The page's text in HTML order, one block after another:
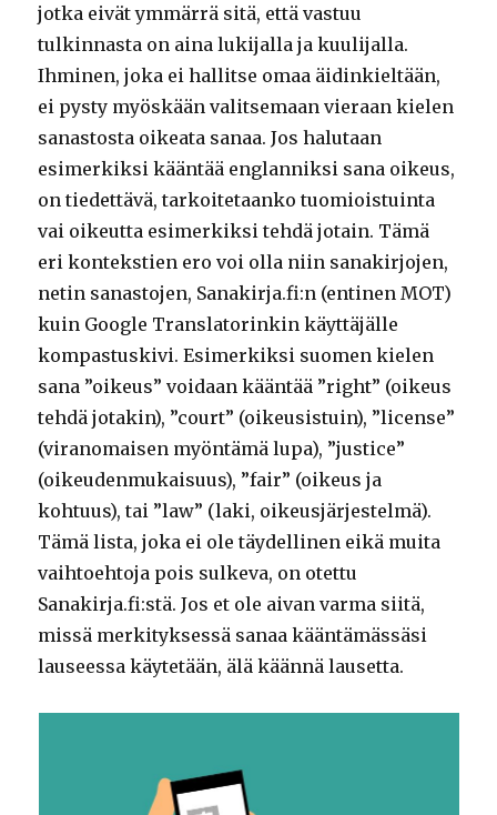
jotka eivät ymmärrä sitä, että vastuu
tulkinnasta on aina lukijalla ja kuulijalla.
Ihminen, joka ei hallitse omaa äidinkieltään,
ei pysty myöskään valitsemaan vieraan kielen
sanastosta oikeata sanaa. Jos halutaan
esimerkiksi kääntää englanniksi sana oikeus,
on tiedettävä, tarkoitetaanko tuomioistuinta
vai oikeutta esimerkiksi tehdä jotain. Tämä
eri kontekstien ero voi olla niin sanakirjojen,
netin sanastojen, Sanakirja.fi:n (entinen MOT)
kuin Google Translatorinkin käyttäjälle
kompastuskivi. Esimerkiksi suomen kielen
sana ”oikeus” voidaan kääntää ”right” (oikeus
tehdä jotakin), ”court” (oikeusistuin), ”license”
(viranomaisen myöntämä lupa), ”justice”
(oikeudenmukaisuus), ”fair” (oikeus ja
kohtuus), tai ”law” (laki, oikeusjärjestelmä).
Tämä lista, joka ei ole täydellinen eikä muita
vaihtoehtoja pois sulkeva, on otettu
Sanakirja.fi:stä. Jos et ole aivan varma siitä,
missä merkityksessä sanaa kääntämässäsi
lauseessa käytetään, älä käännä lausetta.